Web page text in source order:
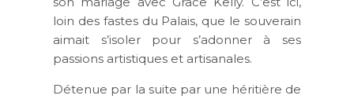
loin des fastes du Palais, que le souverain
aimait s’isoler pour s’adonner à ses
passions artistiques et artisanales.
Détenue par la suite par une héritière de